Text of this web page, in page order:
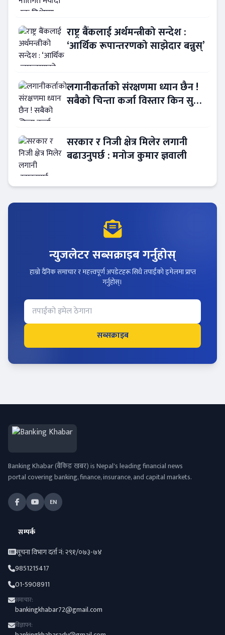
राष्ट्र बैंकलाई अर्थमन्त्रीको सन्देश :
‘आर्थिक रूपान्तरणको साझेदार बन्नुस्’
लगानीकर्ताको संरक्षणमा ध्यान छैन !
सबैको चिन्ता कर्जा विस्तार किन सुस्त
सरकार र निजी क्षेत्र मिलेर लगानी
बढाउनुपर्छ : मनोज कुमार ज्ञवाली
न्युजलेटर सब्सक्राइब गर्नुहोस्
हाम्रो दैनिक समाचार र महत्त्वपूर्ण अपडेटहरू सिधै तपाईंको इमेलमा प्राप्त
गर्नुहोस्।
सब्सक्राइब
Banking Khabar (बैंकिङ खबर) is Nepal's leading financial news
portal covering banking, finance, insurance, and capital markets.
EN
सम्पर्क
सूचना विभाग दर्ता नं: २९१/०७३-७४
9851215417
01-5908911
समाचार:
bankingkhabar72@gmail.com
विज्ञापन: